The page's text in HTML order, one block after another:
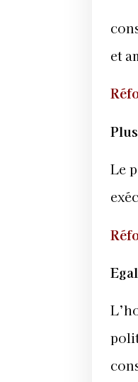
et
Le